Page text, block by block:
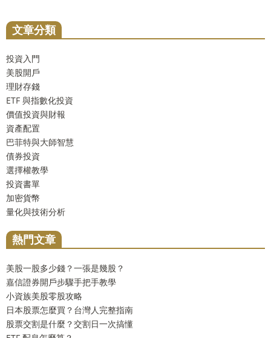
文章分類
投資入門
美股開戶
理財存錢
ETF 與指數化投資
價值投資與財報
資產配置
巴菲特與大師智慧
債券投資
選擇權教學
投資書單
加密貨幣
量化與技術分析
熱門文章
美股一股多少錢？一張是幾股？
嘉信證券開戶步驟手把手教學
小資族美股零股攻略
日本股票怎麼買？台灣人完整指南
股票交割是什麼？交割日一次搞懂